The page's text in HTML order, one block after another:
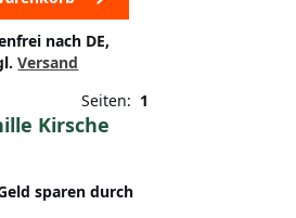
nach DE,
Versand
Seiten: 1
Kirsche
sparen durch